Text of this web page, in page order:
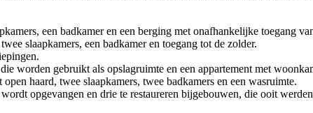
een badkamer en een berging met onafhankelijke toegang
slaapkamers, een badkamer en toegang tot de zolder.
worden gebruikt als opslagruimte en een appartement met
haard, twee slaapkamers, twee badkamers en een wasruimte.
opgevangen en drie te restaureren bijgebouwen, die ooit